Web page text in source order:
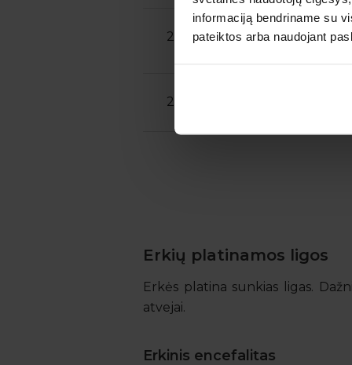
informaciją bendriname su
pateiktos arba naudojant
21023
ŠEIMAI:
encefalito
SUAUGUSIAM
21027
Erkių platinamos ligos
Erkės platina sunkias ligas.
atvejai.
Erkinis encefalitas